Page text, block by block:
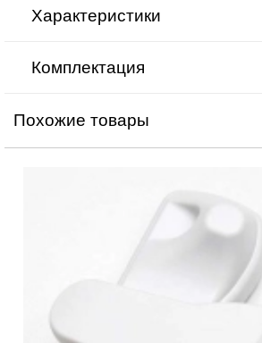
Характеристики
Комплектация
Похожие товары